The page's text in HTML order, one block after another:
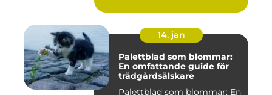
14. jan
Palettblad som blommar:
En omfattande guide för
trädgårdsälskare
Palettblad som blommar: En